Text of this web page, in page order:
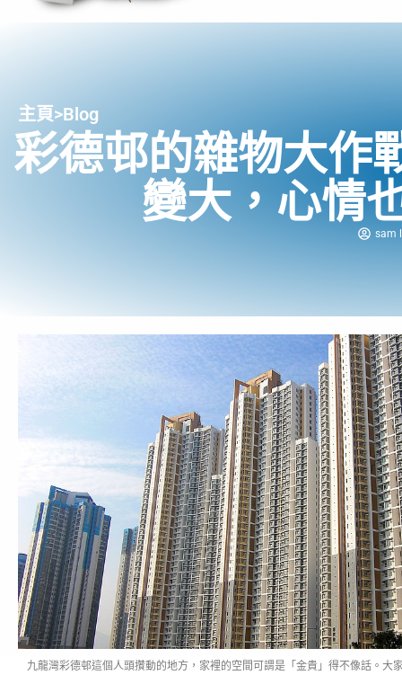
主頁>Blog
彩德邨的雜物大作
變大，心情
sam
九龍灣彩德邨這個人頭攢動的地方，家裡的空間可謂是「金貴」得不像話。大